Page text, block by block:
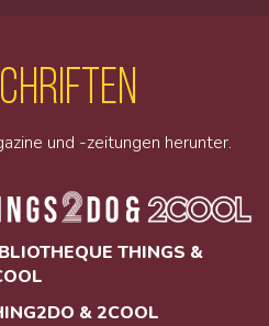
und -zeitungen herunter.
THINGS &
& 2COOL